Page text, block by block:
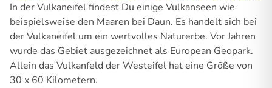
In der Vulkaneifel findest Du einige Vulkanseen wie
beispielsweise den Maaren bei Daun. Es handelt sich bei
der Vulkaneifel um ein wertvolles Naturerbe. Vor Jahren
wurde das Gebiet ausgezeichnet als European Geopark.
Allein das Vulkanfeld der Westeifel hat eine Größe von
30 x 60 Kilometern.